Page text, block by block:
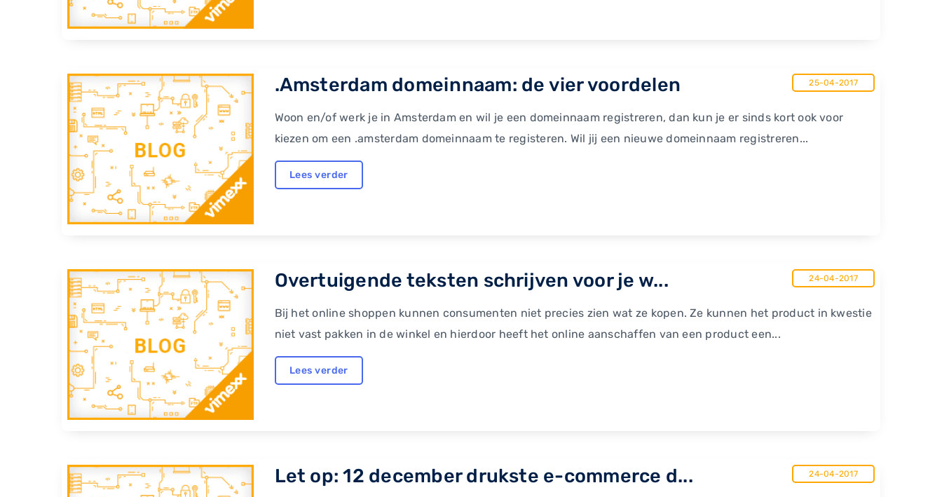
.Amsterdam domeinnaam: de vier voordelen 25-04-2017
Woon en/of werk je in Amsterdam en wil je een domeinnaam registreren, dan kun je er sinds kort ook voor
kiezen om een .amsterdam domeinnaam te registeren. Wil jij een nieuwe domeinnaam registreren...
Lees verder
Overtuigende teksten schrijven voor je w... 24-04-2017
Bij het online shoppen kunnen consumenten niet precies zien wat ze kopen. Ze kunnen het product in kwestie
niet vast pakken in de winkel en hierdoor heeft het online aanschaffen van een product een...
Lees verder
Let op: 12 december drukste e-commerce d... 24-04-2017